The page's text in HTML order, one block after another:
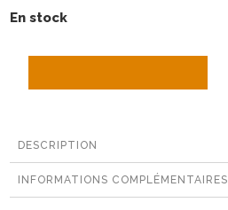
En stock
DESCRIPTION
INFORMATIONS COMPLÉMENTAIRES